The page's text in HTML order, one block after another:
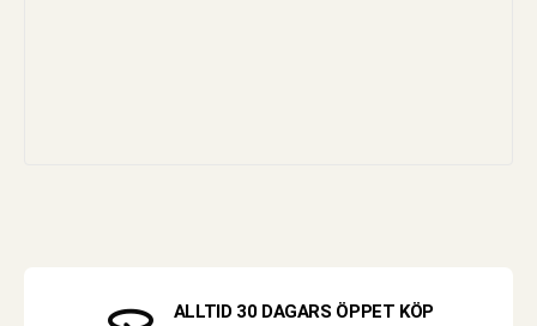
ALLTID 30 DAGARS ÖPPET KÖP